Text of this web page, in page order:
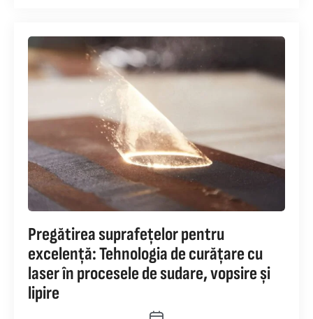
Pregătirea suprafețelor pentru
excelență: Tehnologia de curățare cu
laser în procesele de sudare, vopsire și
lipire